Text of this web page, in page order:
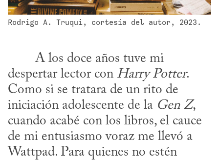
Rodrigo A. Truqui, cortesía del autor, 2023.
despertar lector con Harry Potter.
Como si se tratara de un rito de
iniciación adolescente de la Gen Z,
cuando acabé con los libros, el cauce
de mi entusiasmo voraz me llevó a
Wattpad. Para quienes no estén